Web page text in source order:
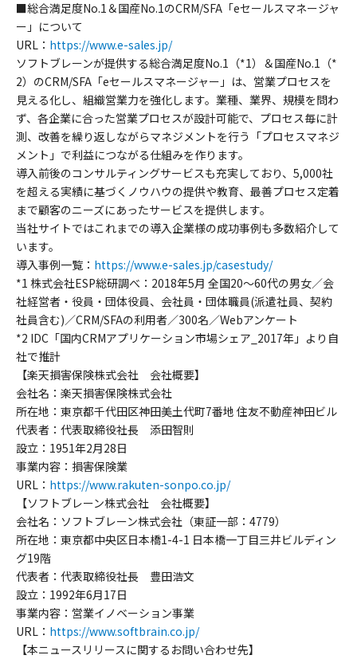
■総合満足度No.1＆国産No.1のCRM/SFA「eセールスマネージャ
ー」について
URL： https://www.e-sales.jp/
ソフトブレーンが提供する総合満足度No.1（*1）＆国産No.1（*
2）のCRM/SFA「eセールスマネージャー」は、営業プロセスを
見える化し、組織営業力を強化します。業種、業界、規模を問わ
ず、各企業に合った営業プロセスが設計可能で、プロセス毎に計
測、改善を繰り返しながらマネジメントを行う「プロセスマネジ
メント」で利益につながる仕組みを作ります。
導入前後のコンサルティングサービスも充実しており、5,000社
を超える実績に基づくノウハウの提供や教育、最善プロセス定着
まで顧客のニーズにあったサービスを提供します。
当社サイトではこれまでの導入企業様の成功事例も多数紹介して
います。
導入事例一覧： https://www.e-sales.jp/casestudy/
*1 株式会社ESP総研調べ：2018年5月 全国20～60代の男女／会
社経営者・役員・団体役員、会社員・団体職員(派遣社員、契約
社員含む)／CRM/SFAの利用者／300名／Webアンケート
*2 IDC「国内CRMアプリケーション市場シェア_2017年」より自
社で推計
【楽天損害保険株式会社 会社概要】
会社名：楽天損害保険株式会社
所在地：東京都千代田区神田美土代町7番地 住友不動産神田ビル
代表者：代表取締役社長 添田智則
設立：1951年2月28日
事業内容：損害保険業
URL： https://www.rakuten-sonpo.co.jp/
【ソフトブレーン株式会社 会社概要】
会社名：ソフトブレーン株式会社（東証一部：4779）
所在地：東京都中央区日本橋1-4-1 日本橋一丁目三井ビルディン
グ19階
代表者：代表取締役社長 豊田浩文
設立：1992年6月17日
事業内容：営業イノベーション事業
URL： https://www.softbrain.co.jp/
【本ニュースリリースに関するお問い合わせ先】